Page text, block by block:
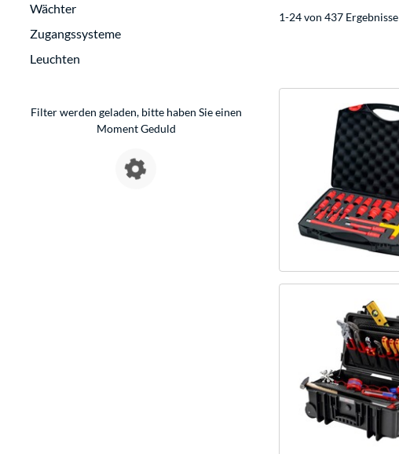
Wächter
Zugangssysteme
Leuchten
Filter werden geladen, bitte haben Sie einen
Moment Geduld
1-24 von 437 Ergebnisse